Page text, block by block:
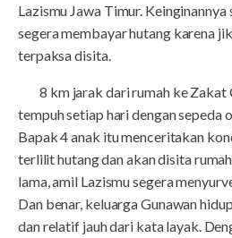
Lazismu Jawa Timur. Keinginannya
segera membayar hutang karena
terpaksa disita.
8 km jarak dari rumah ke Zakat
tempuh setiap hari dengan sepeda
Bapak 4 anak itu menceritakan
terlilit hutang dan akan disita
lama, amil Lazismu segera
Dan benar, keluarga Gunawan
dan relatif jauh dari kata layak.